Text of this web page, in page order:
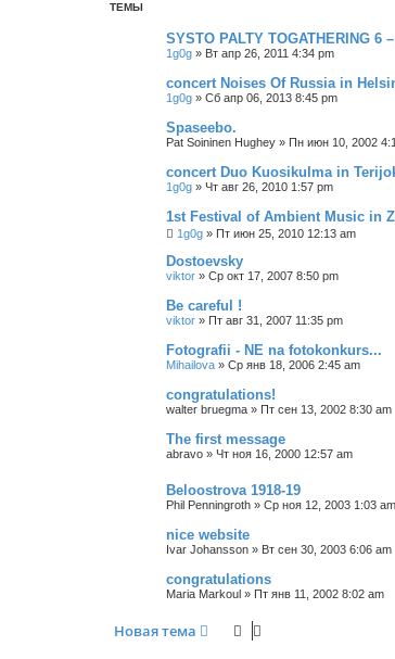
ТЕМЫ
SYSTO PALTY TOGATHERING 6
1g0g » Вт апр 26, 2011 4:34 pm
concert Noises Of Russia in
1g0g » Сб апр 06, 2013 8:45 pm
Spaseebo.
Pat Soininen Hughey » Пн июн 10, 2002
concert Duo Kuosikulma in
1g0g » Чт авг 26, 2010 1:57 pm
1st Festival of Ambient Music in
1g0g » Пт июн 25, 2010 12:13 am
Dostoevsky
viktor » Ср окт 17, 2007 8:50 pm
Be careful !
viktor » Пт авг 31, 2007 11:35 pm
Fotografii - NE na fotokonkurs...
Mihailova » Ср янв 18, 2006 2:45 am
congratulations!
walter bruegma » Пт сен 13, 2002 8:30 am
The first message
abravo » Чт ноя 16, 2000 12:57 am
Beloostrova 1918-19
Phil Penningroth » Ср ноя 12, 2003 1:03 am
nice website
Ivar Johansson » Вт сен 30, 2003 6:06 am
congratulations
Maria Markoul » Пт янв 11, 2002 8:02 am
Новая тема